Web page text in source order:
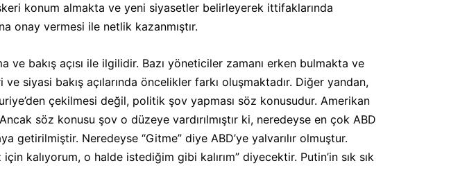
konum almakta ve yeni siyasetler belirleyerek ittifaklarında
onay vermesi ile netlik kazanmıştır.
ve bakış açısı ile ilgilidir. Bazı yöneticiler zamanı erken bulmakta ve
siyasi bakış açılarında öncelikler farkı oluşmaktadır. Diğer yandan,
çekilmesi değil, politik şov yapması söz konusudur. Amerikan
söz konusu şov o düzeye vardırılmıştır ki, neredeyse en çok ABD
getirilmiştir. Neredeyse “Gitme” diye ABD’ye yalvarılır olmuştur.
kalıyorum, o halde istediğim gibi kalırım” diyecektir. Putin’in sık sık